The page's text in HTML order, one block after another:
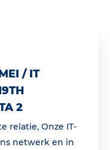
/ IT
2
relatie, Onze IT-
netwerk en in